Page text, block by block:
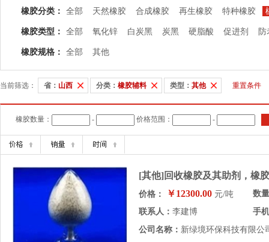
橡胶分类： 全部 天然橡胶 合成橡胶 再生橡胶 特种橡胶
橡胶类型： 全部 氧化锌 白炭黑 炭黑 硬脂酸 促进剂 防
橡胶规格： 全部 其他
当前筛选： 省： 山西 分类： 橡胶辅料 类型： 其他 重置条件
橡胶数量： - 价格范围： -
[其他]回收橡胶及其助剂，橡
价格： ￥12300.00 元/吨
数
联系人： 李建博
手
公司名称： 新绿境环保科技有限公